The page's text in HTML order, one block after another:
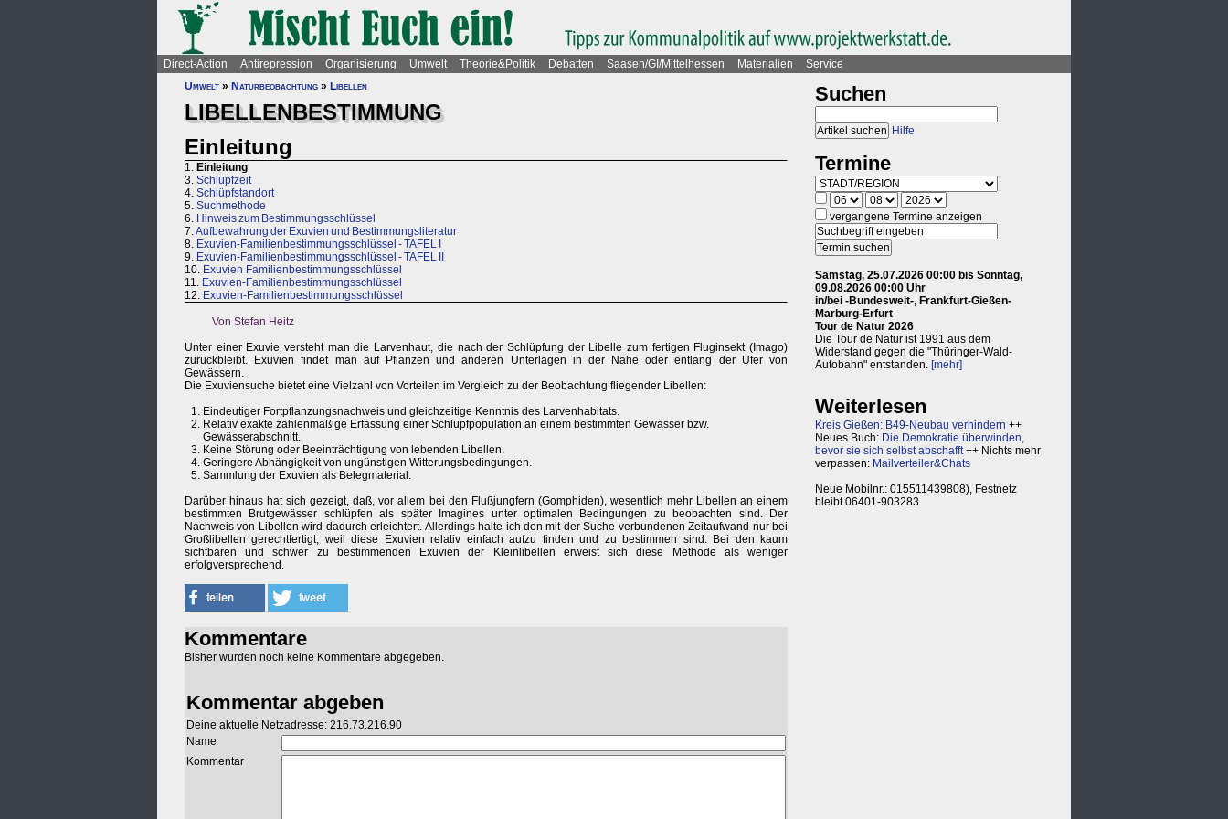
Direct-Action Antirepression Organisierung Umwelt Theorie&Politik Debatten Saasen/GI/Mittelhessen Materialien
Service
Umwelt » Naturbeobachtung » Libellen
LIBELLENBESTIMMUNG
Einleitung
1. Einleitung
3. Schlüpfzeit
4. Schlüpfstandort
5. Suchmethode
6. Hinweis zum Bestimmungsschlüssel
7.Aufbewahrung der Exuvien und Bestimmungsliteratur
8. Exuvien-Familienbestimmungsschlüssel - TAFEL I
9. Exuvien-Familienbestimmungsschlüssel - TAFEL II
10. Exuvien Familienbestimmungsschlüssel
11. Exuvien-Familienbestimmungsschlüssel
12. Exuvien-Familienbestimmungsschlüssel
Von Stefan Heitz
Unter einer Exuvie versteht man die Larvenhaut, die nach der Schlüpfung der Libelle zum fertigen Fluginsekt (Imago)
zurückbleibt. Exuvien findet man auf Pflanzen und anderen Unterlagen in der Nähe oder entlang der Ufer von
Gewässern.
Die Exuviensuche bietet eine Vielzahl von Vorteilen im Vergleich zu der Beobachtung fliegender Libellen:
Eindeutiger Fortpflanzungsnachweis und gleichzeitige Kenntnis des Larvenhabitats.
Relativ exakte zahlenmäßige Erfassung einer Schlüpfpopulation an einem bestimmten Gewässer bzw.
Gewässerabschnitt.
Keine Störung oder Beeinträchtigung von lebenden Libellen.
Geringere Abhängigkeit von ungünstigen Witterungsbedingungen.
Sammlung der Exuvien als Belegmaterial.
Darüber hinaus hat sich gezeigt, daß, vor allem bei den Flußjungfern (Gomphiden), wesentlich mehr Libellen an einem
bestimmten Brutgewässer schlüpfen als später Imagines unter optimalen Bedingungen zu beobachten sind. Der
Nachweis von Libellen wird dadurch erleichtert. Allerdings halte ich den mit der Suche verbundenen Zeitaufwand nur bei
Großlibellen gerechtfertigt, weil diese Exuvien relativ einfach aufzu finden und zu bestimmen sind. Bei den kaum
sichtbaren und schwer zu bestimmenden Exuvien der Kleinlibellen erweist sich diese Methode als weniger
erfolgversprechend.
Kommentare
Bisher wurden noch keine Kommentare abgegeben.
Kommentar abgeben
Deine aktuelle Netzadresse: 216.73.216.90
Name
Kommentar
Suchen
Hilfe
Termine
vergangene Termine anzeigen
Samstag, 25.07.2026 00:00 bis Sonntag,
09.08.2026 00:00 Uhr
in/bei -Bundesweit-, Frankfurt-Gießen-
Marburg-Erfurt
Tour de Natur 2026
Die Tour de Natur ist 1991 aus dem
Widerstand gegen die "Thüringer-Wald-
Autobahn" entstanden. [mehr]
Weiterlesen
Kreis Gießen: B49-Neubau verhindern ++
Neues Buch: Die Demokratie überwinden,
bevor sie sich selbst abschafft++ Nichts mehr
verpassen: Mailverteiler&Chats
Neue Mobilnr.: 015511439808), Festnetz
bleibt 06401-903283